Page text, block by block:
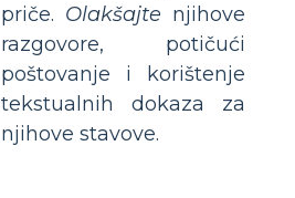
priče. Olakšajte njihove
razgovore, potičući
poštovanje i korištenje
tekstualnih dokaza za
njihove stavove.